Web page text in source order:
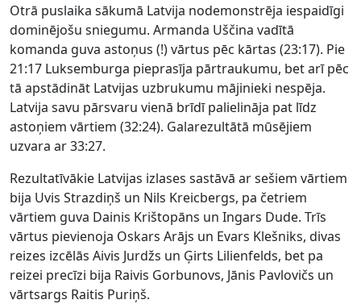
Otrā puslaika sākumā Latvija nodemonstrēja iespaidīgi
dominējošu sniegumu. Armanda Uščina vadītā
komanda guva astoņus (!) vārtus pēc kārtas (23:17). Pie
21:17 Luksemburga pieprasīja pārtraukumu, bet arī pēc
tā apstādināt Latvijas uzbrukumu mājinieki nespēja.
Latvija savu pārsvaru vienā brīdī palielināja pat līdz
astoņiem vārtiem (32:24). Galarezultātā mūsējiem
uzvara ar 33:27.
Rezultatīvākie Latvijas izlases sastāvā ar sešiem vārtiem
bija Uvis Strazdiņš un Nils Kreicbergs, pa četriem
vārtiem guva Dainis Krištopāns un Ingars Dude. Trīs
vārtus pievienoja Oskars Arājs un Evars Klešniks, divas
reizes izcēlās Aivis Jurdžs un Ģirts Lilienfelds, bet pa
reizei precīzi bija Raivis Gorbunovs, Jānis Pavlovičs un
vārtsargs Raitis Puriņš.